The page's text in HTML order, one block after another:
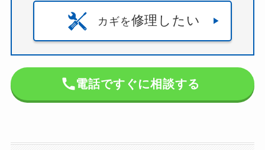
カギを修理したい
電話ですぐに相談する